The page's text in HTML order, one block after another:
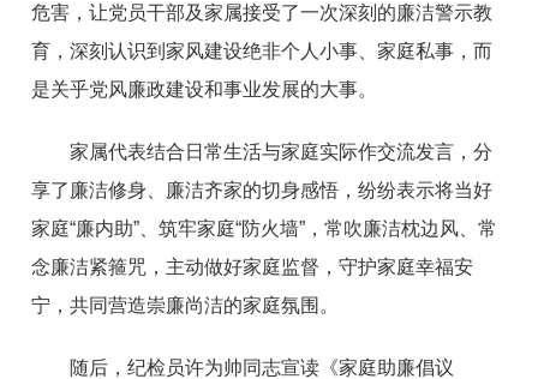
危害，让党员干部及家属接受了一次深刻的廉洁警示教
育，深刻认识到家风建设绝非个人小事、家庭私事，而
是关乎党风廉政建设和事业发展的大事。
家属代表结合日常生活与家庭实际作交流发言，分
享了廉洁修身、廉洁齐家的切身感悟，纷纷表示将当好
家庭“廉内助”、筑牢家庭“防火墙”，常吹廉洁枕边风、常
念廉洁紧箍咒，主动做好家庭监督，守护家庭幸福安
宁，共同营造崇廉尚洁的家庭氛围。
随后，纪检员许为帅同志宣读《家庭助廉倡议